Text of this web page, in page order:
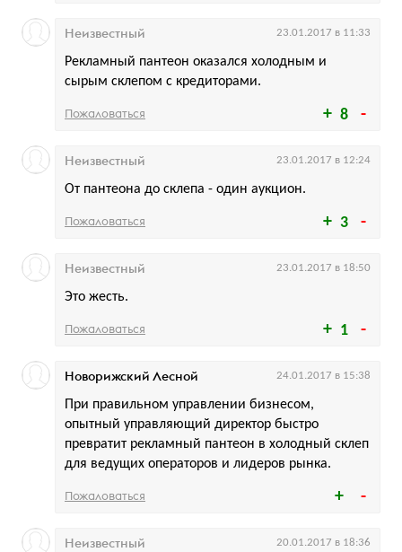
8
Рекламный пантеон оказался холодным и
сырым склепом с кредиторами.
Неизвестный 23.01.2017 в 11:33
Пожаловаться
3
От пантеона до склепа - один аукцион.
Неизвестный 23.01.2017 в 12:24
Пожаловаться
1
Это жесть.
Неизвестный 23.01.2017 в 18:50
Пожаловаться
При правильном управлении бизнесом,
опытный управляющий директор быстро
превратит рекламный пантеон в холодный склеп
для ведущих операторов и лидеров рынка.
Новорижский Лесной 24.01.2017 в 15:38
Пожаловаться
Неизвестный 20.01.2017 в 18:36